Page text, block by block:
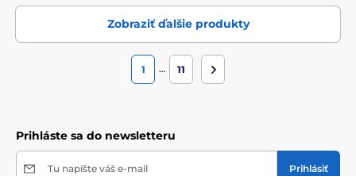
Zobraziť ďalšie produkty
1 … 11
Prihláste sa do newsletteru
Tu napíšte váš e-mail Prihlásiť